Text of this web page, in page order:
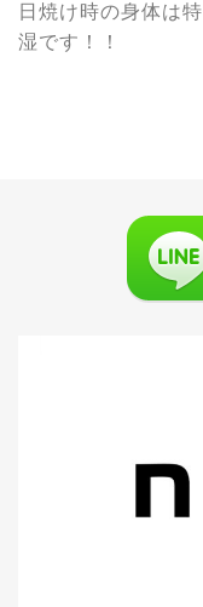
日焼け時の身体は
湿です！！